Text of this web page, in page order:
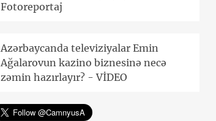
Fotoreportaj
Azərbaycanda televiziyalar Emin
Ağalarovun kazino biznesinə necə
zəmin hazırlayır? - VİDEO